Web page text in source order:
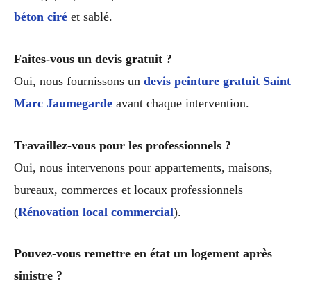
béton ciré et sablé.
Faites-vous un devis gratuit ?
Oui, nous fournissons un devis peinture gratuit Saint
Marc Jaumegarde avant chaque intervention.
Travaillez-vous pour les professionnels ?
Oui, nous intervenons pour appartements, maisons,
bureaux, commerces et locaux professionnels
(Rénovation local commercial).
Pouvez-vous remettre en état un logement après
sinistre ?